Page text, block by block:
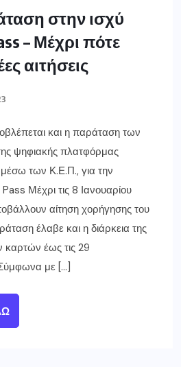
στην ισχύ
– Μέχρι πότε
αιτήσεις
και η παράταση των
ψηφιακής πλατφόρμας
των Κ.Ε.Π., για την
Μέχρι τις 8 Ιανουαρίου
αίτηση χορήγησης του
έλαβε και η διάρκεια της
καρτών έως τις 29
με […]